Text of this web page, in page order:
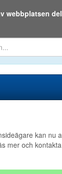
kan nu
mer och